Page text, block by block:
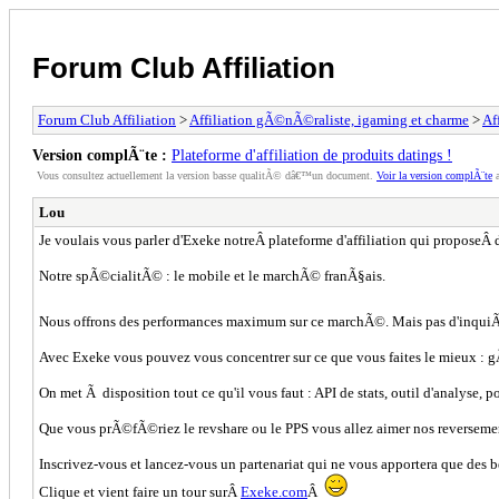
Forum Club Affiliation
Forum Club Affiliation > Affiliation gÃ©nÃ©raliste, igaming et charme >
Version complÃ¨te : Plateforme d'affiliation de produits datings !
Vous consultez actuellement la version basse qualitÃ© dâ€™un document. Voir la version complÃ¨te
Lou
Je voulais vous parler d'Exeke notreÂ plateforme d'affiliation qui proposeÂ
Notre spÃ©cialitÃ© : le mobile et le marchÃ© franÃ§ais.
Nous offrons des performances maximum sur ce marchÃ©. Mais pas
Avec Exeke vous pouvez vous concentrer sur ce que vous faites le mieux
On met Ã disposition tout ce qu'il vous faut : API de stats, outil d'analyse,
Que vous prÃ©fÃ©riez le revshare ou le PPS vous allez aimer nos
Inscrivez-vous et lancez-vous un partenariat qui ne vous apportera que des
Clique et vient faire un tour surÂ Exeke.comÂ